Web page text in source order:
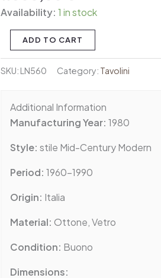
Availability: 1 in stock
ADD TO CART
SKU: LN560 Category: Tavolini
Additional Information
Manufacturing Year: 1980
Style: stile Mid-Century Modern
Period: 1960-1990
Origin: Italia
Material: Ottone, Vetro
Condition: Buono
Dimensions: